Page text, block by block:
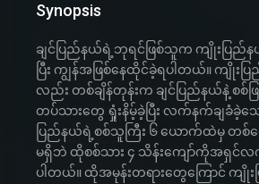
Synopsis
ချင်ပြည်နယ်ရဲ့ဘုရင်ဖြစ်သူက ကျိုးပြည်နယ်
ပြီး ကျွန်အဖြစ်နေထိုင်ခဲ့ရပါတယ်။ ကျိုး
လည်း တစ်ချိန်တုန်းက ချင်ပြည်နယ်နဲ့ စစ်ဖ
တပ်သားတွေ ရှုံးနိမ့်ခဲ့ပြီး လက်နက်ချခံခဲ့သ
ပြည်နယ်ရဲ့စစ်သူကြီး ၆ ယောက်ထဲမှ တ
မရှိဘဲ ထိုစစ်သား ၄ သိန်းကျော်ကိုအရှ
ပါတယ်။ ထိုအမုန်းတရားတွေကြောင် ကျိုး